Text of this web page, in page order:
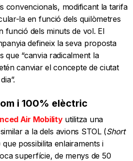
convencionals, modificant la tarifa
la en funció dels quilòmetres
funció dels minuts de vol. El
defineix la seva proposta
que “canvia radicalment la
canviar el concepte de ciutat
i 100% elèctric
Air Mobilityutilitza una
a la dels avions STOL (Short
que possibilita enlairaments i
superfície, de menys de 50